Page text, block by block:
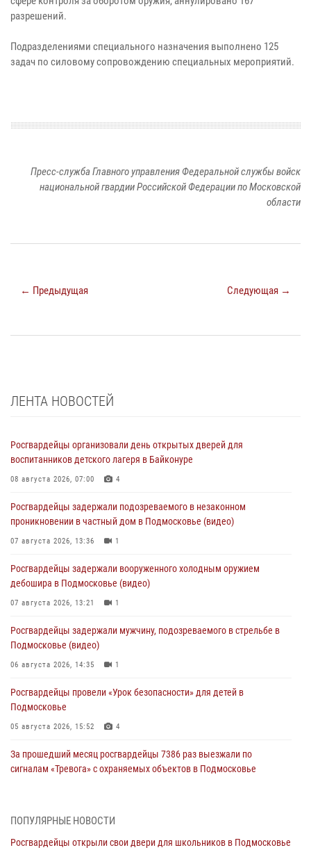
разрешений.
Подразделениями специального назначения выполнено 125
задач по силовому сопровождению специальных мероприятий.
Пресс-служба Главного управления Федеральной службы войск
национальной гвардии Российской Федерации по Московской
области
← Предыдущая Следующая →
ЛЕНТА НОВОСТЕЙ
Росгвардейцы организовали день открытых дверей для
воспитанников детского лагеря в Байконуре
08 августа 2026, 07:00 4
Росгвардейцы задержали подозреваемого в незаконном
проникновении в частный дом в Подмосковье (видео)
07 августа 2026, 13:36 1
Росгвардейцы задержали вооруженного холодным оружием
дебошира в Подмосковье (видео)
07 августа 2026, 13:21 1
Росгвардейцы задержали мужчину, подозреваемого в стрельбе в
Подмосковье (видео)
06 августа 2026, 14:35 1
Росгвардейцы провели «Урок безопасности» для детей в
Подмосковье
05 августа 2026, 15:52 4
За прошедший месяц росгвардейцы 7386 раз выезжали по
сигналам «Тревога» с охраняемых объектов в Подмосковье
Росгвардейцы пресекли кражу из супермаркета в Подмосковье
ПОПУЛЯРНЫЕ НОВОСТИ
Росгвардейцы открыли свои двери для школьников в Подмосковье